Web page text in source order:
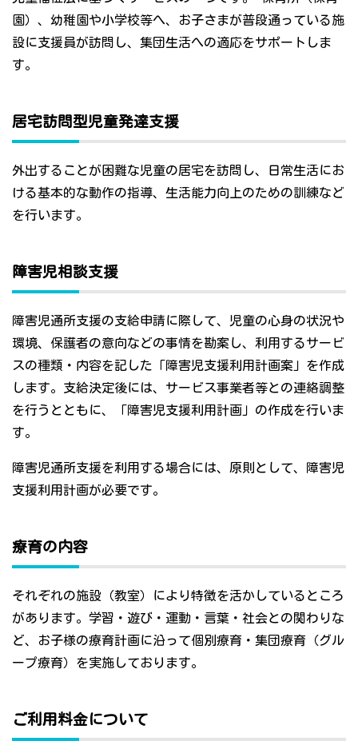
園）、幼稚園や小学校等へ、お子さまが普段通っている施
設に支援員が訪問し、集団生活への適応をサポートしま
す。
居宅訪問型児童発達支援
外出することが困難な児童の居宅を訪問し、日常生活にお
ける基本的な動作の指導、生活能力向上のための訓練など
を行います。
障害児相談支援
障害児通所支援の支給申請に際して、児童の心身の状況や
環境、保護者の意向などの事情を勘案し、利用するサービ
スの種類・内容を記した「障害児支援利用計画案」を作成
します。支給決定後には、サービス事業者等との連絡調整
を行うとともに、「障害児支援利用計画」の作成を行いま
す。
障害児通所支援を利用する場合には、原則として、障害児
支援利用計画が必要です。
療育の内容
それぞれの施設（教室）により特徴を活かしているところ
があります。学習・遊び・運動・言葉・社会との関わりな
ど、お子様の療育計画に沿って個別療育・集団療育（グル
ープ療育）を実施しております。
ご利用料金について